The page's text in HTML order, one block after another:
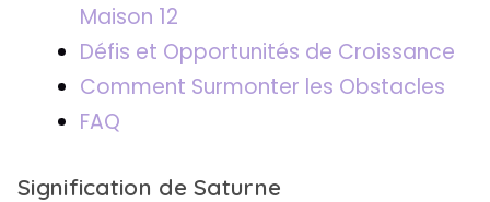
Maison 12
Défis et Opportunités de Croissance
Comment Surmonter les Obstacles
FAQ
Signification de Saturne